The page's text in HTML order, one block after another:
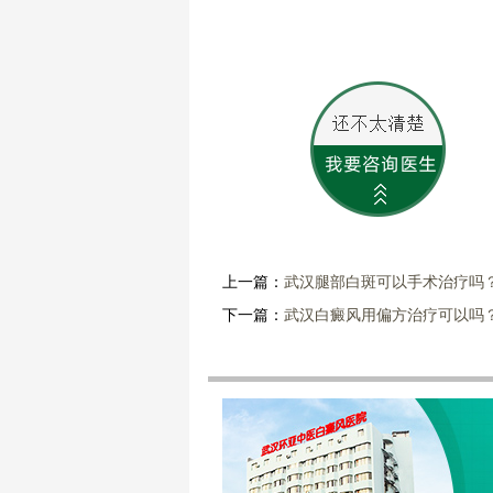
上一篇： 武汉腿部白斑可以手术治疗吗
下一篇： 武汉白癜风用偏方治疗可以吗